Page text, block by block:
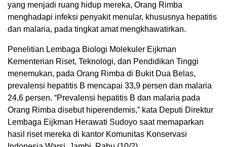
yang menjadi ruang hidup mereka, Orang Rimba
menghadapi infeksi penyakit menular, khususnya hepatitis
dan malaria, pada tingkat amat mengkhawatirkan.
Penelitian Lembaga Biologi Molekuler Eijkman
Kementerian Riset, Teknologi, dan Pendidikan Tinggi
menemukan, pada Orang Rimba di Bukit Dua Belas,
prevalensi hepatitis B mencapai 33,9 persen dan malaria
24,6 persen. “Prevalensi hepatitis B dan malaria pada
Orang Rimba disebut hiperendemis,” kata Deputi Direktur
Lembaga Eijkman Herawati Sudoyo saat memaparkan
hasil riset mereka di kantor Komunitas Konservasi